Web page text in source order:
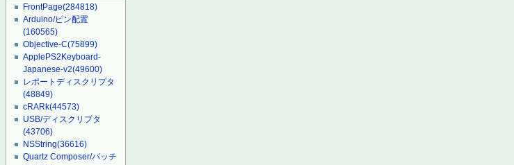
FrontPage(284818)
Arduino/ピン配置
(160565)
Objective-C(75899)
ApplePS2Keyboard-
Japanese-v2(49600)
レポートディスクリプタ
(48849)
cRARk(44573)
USB/ディスクリプタ
(43706)
NSString(36616)
Quartz Composer/パッチ